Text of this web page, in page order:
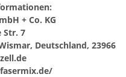
+ Co. KG
Str. 7
Deutschland, 23966